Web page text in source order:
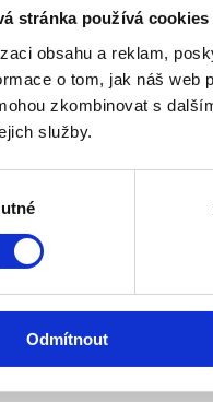
stránka používá cookies
obsahu a reklam,
o tom, jak náš web
zkombinovat s
služby.
Odmítnout